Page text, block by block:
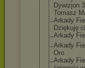
Dywizjon
Tomasz
Arkady
Dziękuję
Arkady
Arkady
Oro
Arkady